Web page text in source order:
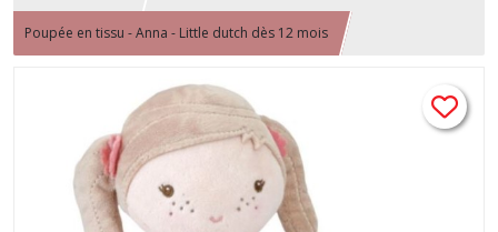
Poupée en tissu - Anna - Little dutch dès 12 mois